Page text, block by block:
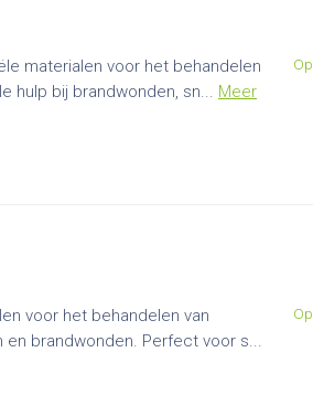
materialen voor het behandelen
hulp bij brandwonden, sn... Meer
voor het behandelen van
brandwonden. Perfect voor s...